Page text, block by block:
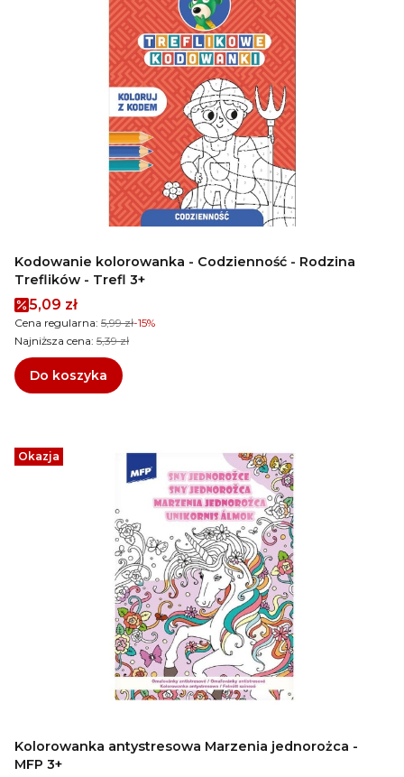
Kodowanie kolorowanka - Codzienność - Rodzina
Treflików - Trefl 3+
Cena promocyjna
5,09 zł
Cena regularna: 5,99 zł-15%
Najniższa cena: 5,39 zł
Do koszyka
Okazja
Kolorowanka antystresowa Marzenia jednorożca -
MFP 3+